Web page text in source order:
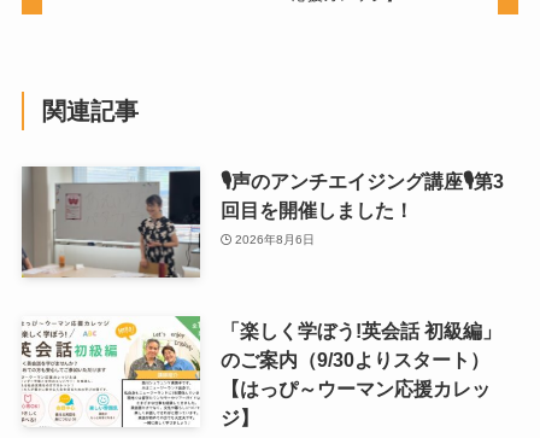
関連記事
🎙声のアンチエイジング講座🎙第3
回目を開催しました！
2026年8月6日
「楽しく学ぼう!英会話 初級編」
のご案内（9/30よりスタート）
【はっぴ～ウーマン応援カレッ
ジ】